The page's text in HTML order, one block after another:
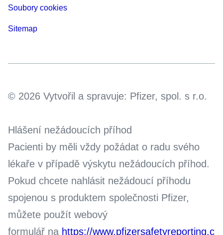
Soubory cookies
Sitemap
© 2026 Vytvořil a spravuje: Pfizer, spol. s r.o.
Hlášení nežádoucích příhod
Pacienti by měli vždy požádat o radu svého
lékaře v případě výskytu nežádoucích příhod.
Pokud chcete nahlásit nežádoucí příhodu
spojenou s produktem společnosti Pfizer,
můžete použít webový
formulář na https://www.pfizersafetyreporting.c